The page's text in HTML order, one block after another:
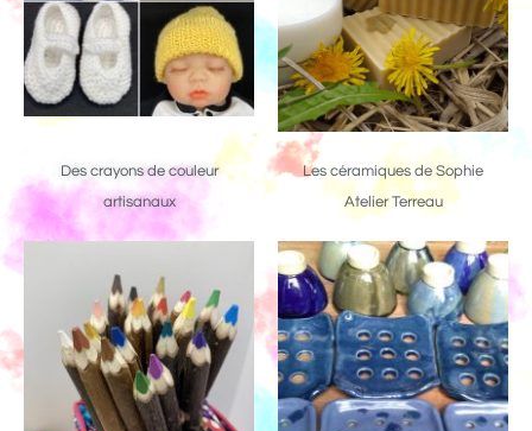
Des crayons de couleur
artisanaux
Les céramiques de Sophie
Atelier Terreau